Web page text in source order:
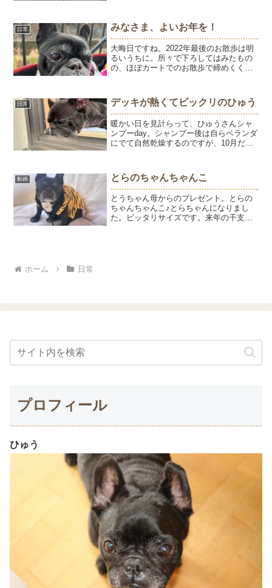
日常 みなさま、よいお年を！
大晦日ですね。2022年最後のお散歩は明
るいうちに。所々で下ろしてはみたもの
の、ほぼカートでのお散歩で締めくくり
たらそれが一番です。ブログやインスタ
でようを見守って...
日常 デッキが熱くてビックリのひゅう
暖かい日を見計らって、ひゅうさんシャ
ンプーday。シャンプー後は自らベランダ
にでて自然乾燥するのですが、10月だと
化」リアルに感じます。とはいえ、夕方
になれば秋らしくお...
動画 とらのちゃんちゃんこ
とうちゃん母からのプレゼント。とらの
ちゃんちゃんこ♪とらちゃんになりまし
た。ピッタリサイズです。来年の干支は
ホーム
日常
プロフィール
ひゅう